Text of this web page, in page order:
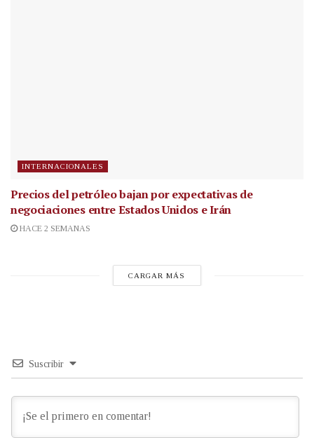
INTERNACIONALES
Precios del petróleo bajan por expectativas de
negociaciones entre Estados Unidos e Irán
HACE 2 SEMANAS
CARGAR MÁS
Suscribir